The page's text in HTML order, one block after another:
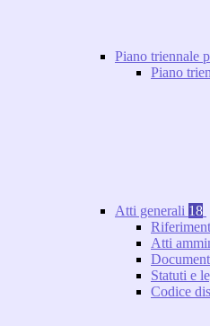
Piano triennale
Piano
Atti generali 18
Atti
Statuti e
Codice